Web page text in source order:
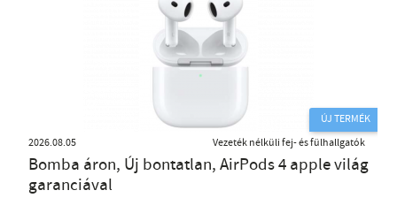
ÚJ TERMÉK
2026.08.05
Vezeték nélküli fej- és fülhallgatók
Bomba áron, Új bontatlan, AirPods 4 apple világ
garanciával